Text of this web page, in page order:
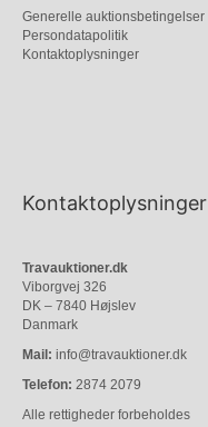
Generelle auktionsbetingelser
Persondatapolitik
Kontaktoplysninger
Kontaktoplysninger
Travauktioner.dk
Viborgvej 326
DK – 7840 Højslev
Danmark
Mail: info@travauktioner.dk
Telefon: 2874 2079
Alle rettigheder forbeholdes